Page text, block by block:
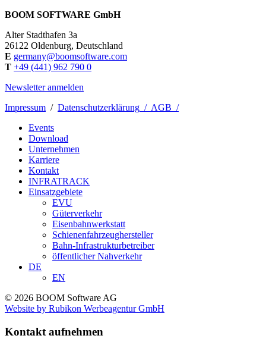
BOOM SOFTWARE GmbH
Alter Stadthafen 3a
26122 Oldenburg, Deutschland
E germany@boomsoftware.com
T +49 (441) 962 790 0
Newsletter anmelden
Impressum / Datenschutzerklärung / AGB /
Events
Download
Unternehmen
Karriere
Kontakt
INFRATRACK
Einsatzgebiete
EVU
Güterverkehr
Eisenbahnwerkstatt
Schienenfahrzeughersteller
Bahn-Infrastrukturbetreiber
öffentlicher Nahverkehr
DE
EN
© 2026 BOOM Software AG
Website by Rubikon Werbeagentur GmbH
Kontakt aufnehmen